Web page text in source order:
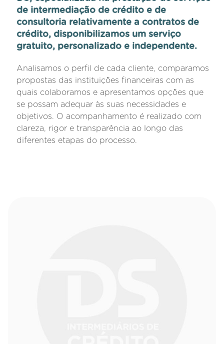
de intermediação de crédito e de
consultoria relativamente a contratos de
crédito, disponibilizamos um serviço
gratuito, personalizado e independente.
Analisamos o perfil de cada cliente, comparamos
propostas das instituições financeiras com as
quais colaboramos e apresentamos opções que
se possam adequar às suas necessidades e
objetivos. O acompanhamento é realizado com
clareza, rigor e transparência ao longo das
diferentes etapas do processo.